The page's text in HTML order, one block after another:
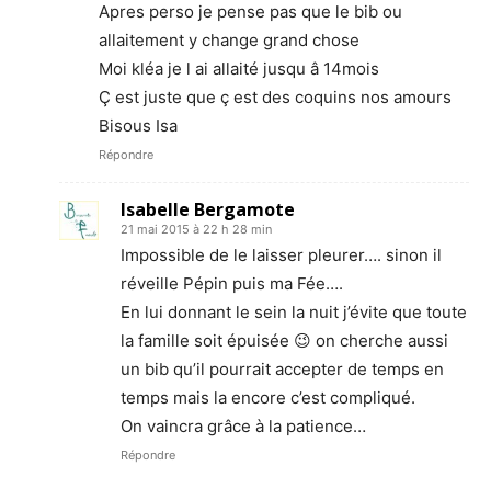
Apres perso je pense pas que le bib ou
allaitement y change grand chose
Moi kléa je l ai allaité jusqu â 14mois
Ç est juste que ç est des coquins nos amours
Bisous Isa
Répondre
Isabelle Bergamote
21 mai 2015 à 22 h 28 min
Impossible de le laisser pleurer…. sinon il
réveille Pépin puis ma Fée….
En lui donnant le sein la nuit j’évite que toute
la famille soit épuisée 😉 on cherche aussi
un bib qu’il pourrait accepter de temps en
temps mais la encore c’est compliqué.
On vaincra grâce à la patience…
Répondre